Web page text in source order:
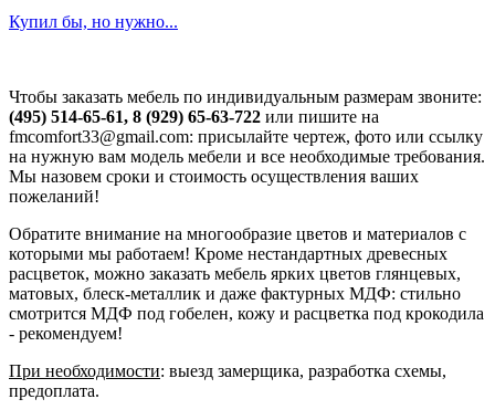
Купил бы, но нужно...
Чтобы заказать мебель по индивидуальным размерам звоните:
(495) 514-65-61, 8 (929) 65-63-722 или пишите на
fmcomfort33@gmail.com: присылайте чертеж, фото или ссылку
на нужную вам модель мебели и все необходимые требования.
Мы назовем сроки и стоимость осуществления ваших
пожеланий!
Обратите внимание на многообразие цветов и материалов с
которыми мы работаем! Кроме нестандартных древесных
расцветок, можно заказать мебель ярких цветов глянцевых,
матовых, блеск-металлик и даже фактурных МДФ: стильно
смотрится МДФ под гобелен, кожу и расцветка под крокодила
- рекомендуем!
При необходимости: выезд замерщика, разработка схемы,
предоплата.